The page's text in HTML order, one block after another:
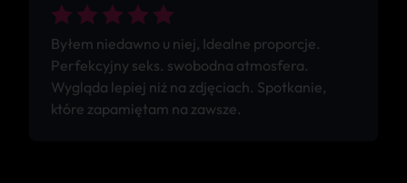
Byłem niedawno u niej, Idealne proporcje.
Perfekcyjny seks. swobodna atmosfera.
Wygląda lepiej niż na zdjęciach. Spotkanie,
które zapamiętam na zawsze.